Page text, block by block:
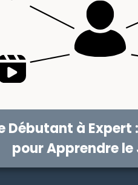
Débutant à Expert
pour Apprendre